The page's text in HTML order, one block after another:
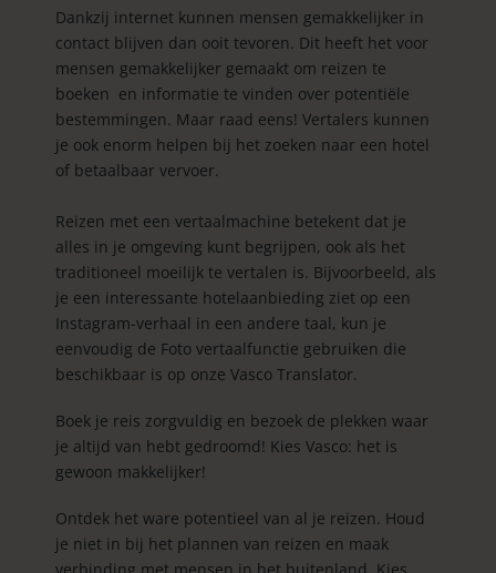
Dankzij internet kunnen mensen gemakkelijker in
contact blijven dan ooit tevoren. Dit heeft het voor
mensen gemakkelijker gemaakt om reizen te
boeken en informatie te vinden over potentiële
bestemmingen. Maar raad eens! Vertalers kunnen
je ook enorm helpen bij het zoeken naar een hotel
of betaalbaar vervoer.
Reizen met een vertaalmachine betekent dat je
alles in je omgeving kunt begrijpen, ook als het
traditioneel moeilijk te vertalen is. Bijvoorbeeld, als
je een interessante hotelaanbieding ziet op een
Instagram-verhaal in een andere taal, kun je
eenvoudig de Foto vertaalfunctie gebruiken die
beschikbaar is op onze Vasco Translator.
Boek je reis zorgvuldig en bezoek de plekken waar
je altijd van hebt gedroomd! Kies Vasco: het is
gewoon makkelijker!
Ontdek het ware potentieel van al je reizen. Houd
je niet in bij het plannen van reizen en maak